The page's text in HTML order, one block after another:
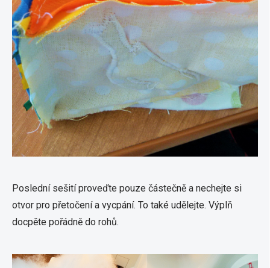
Poslední sešití proveďte pouze částečně a nechejte si
otvor pro přetočení a vycpání. To také udělejte. Výplň
docpěte pořádně do rohů.